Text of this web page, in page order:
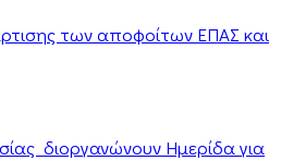
των αποφοίτων ΕΠΑΣ και
διοργανώνουν Ημερίδα για